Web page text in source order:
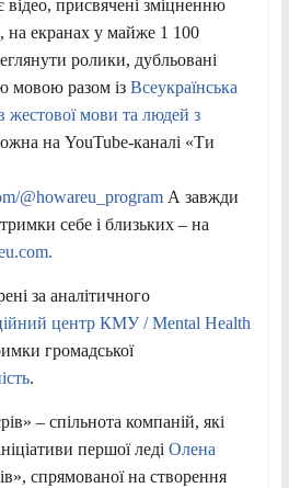
присвячені зміцненню
на екранах у майже 1 100
ролики, дубльовані
мовою разом із Всеукраїнська
жестової мови та людей з
на YouTube-каналі «Ти
@howareu_programА завжди
себе і близьких – на
за аналітичного
центр КМУ / Mental Health
громадської
.
– спільнота компаній, які
першої леді Олена
спрямованої на створення